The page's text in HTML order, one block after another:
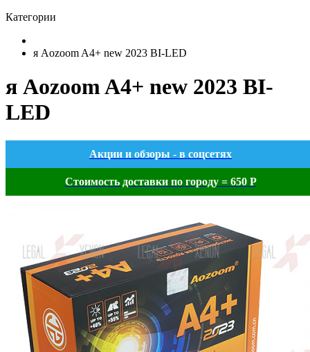
Категории
я Aozoom A4+ new 2023 BI-LED
я Aozoom A4+ new 2023 BI-
LED
Акции и обзоры - в соцсетях
Стоимость доставки по городу = 650 Р